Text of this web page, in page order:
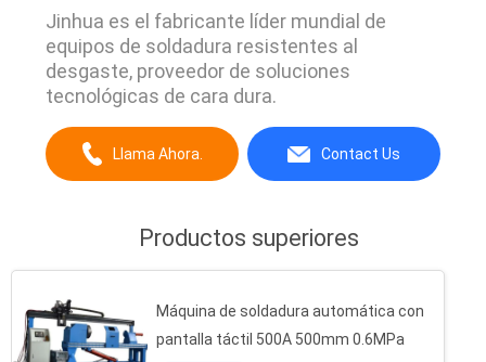
Jinhua es el fabricante líder mundial de
equipos de soldadura resistentes al
desgaste, proveedor de soluciones
tecnológicas de cara dura.
Llama Ahora. Contact Us
Productos superiores
Máquina de soldadura automática con
pantalla táctil 500A 500mm 0.6MPa